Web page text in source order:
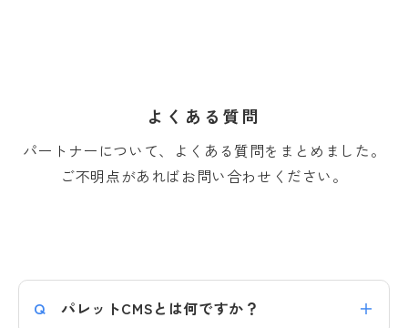
よくある質問
パートナーについて、よくある質問をまとめました。
ご不明点があればお問い合わせください。
パレットCMSとは何ですか？